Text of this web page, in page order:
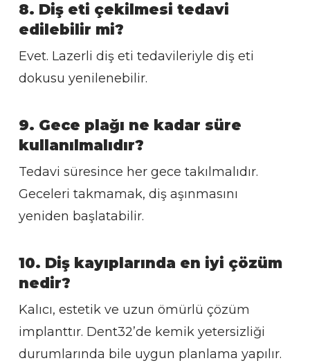
8. Diş eti çekilmesi tedavi
edilebilir mi?
Evet. Lazerli diş eti tedavileriyle diş eti
dokusu yenilenebilir.
9. Gece plağı ne kadar süre
kullanılmalıdır?
Tedavi süresince her gece takılmalıdır.
Geceleri takmamak, diş aşınmasını
yeniden başlatabilir.
10. Diş kayıplarında en iyi çözüm
nedir?
Kalıcı, estetik ve uzun ömürlü çözüm
implanttır. Dent32’de kemik yetersizliği
durumlarında bile uygun planlama yapılır.